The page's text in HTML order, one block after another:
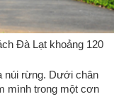
Đà Lạt khoảng 120
núi rừng. Dưới chân
mình trong một cơn